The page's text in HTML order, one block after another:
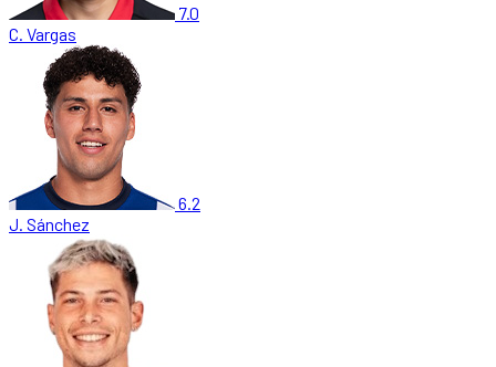
7.0
C. Vargas
6.2
J. Sánchez